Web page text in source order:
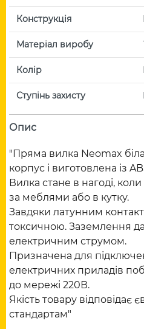
Конструкція
Матеріал виробу
Колір
Ступінь захисту
Опис
"Пряма вилка Neomax
корпус і виготовлена із
Вилка стане в нагоді,
за меблями або в кутку.
Завдяки латунним
токсичною. Заземлення
електричним струмом.
Призначена для
електричних приладів
до мережі 220В.
Якість товару відповідає
стандартам"